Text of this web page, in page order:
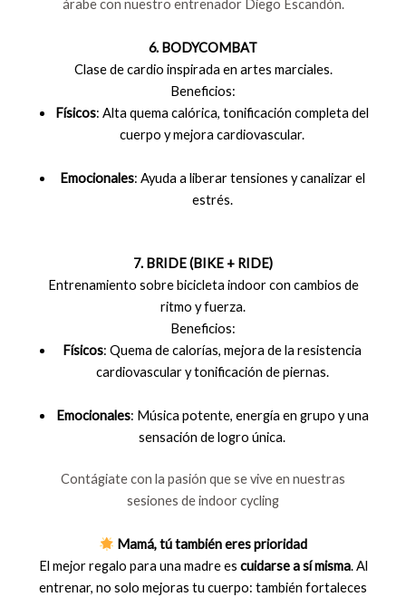
árabe con nuestro entrenador Diego Escandón.
6. BODYCOMBAT
Clase de cardio inspirada en artes marciales.
Beneficios:
Físicos: Alta quema calórica, tonificación completa del
cuerpo y mejora cardiovascular.
Emocionales: Ayuda a liberar tensiones y canalizar el
estrés.
7. BRIDE (BIKE + RIDE)
Entrenamiento sobre bicicleta indoor con cambios de
ritmo y fuerza.
Beneficios:
Físicos: Quema de calorías, mejora de la resistencia
cardiovascular y tonificación de piernas.
Emocionales: Música potente, energía en grupo y una
sensación de logro única.
Contágiate con la pasión que se vive en nuestras
sesiones de indoor cycling
Mamá, tú también eres prioridad
El mejor regalo para una madre es cuidarse a sí misma. Al
entrenar, no solo mejoras tu cuerpo: también fortaleces